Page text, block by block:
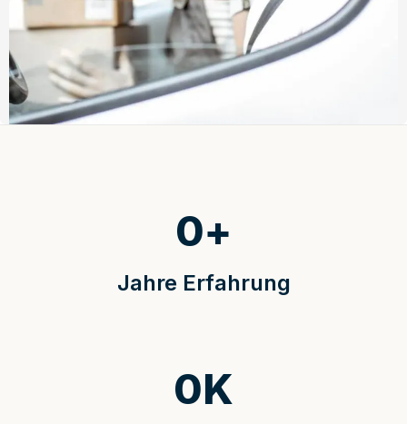
Jahre Erfahrung
0+
0K